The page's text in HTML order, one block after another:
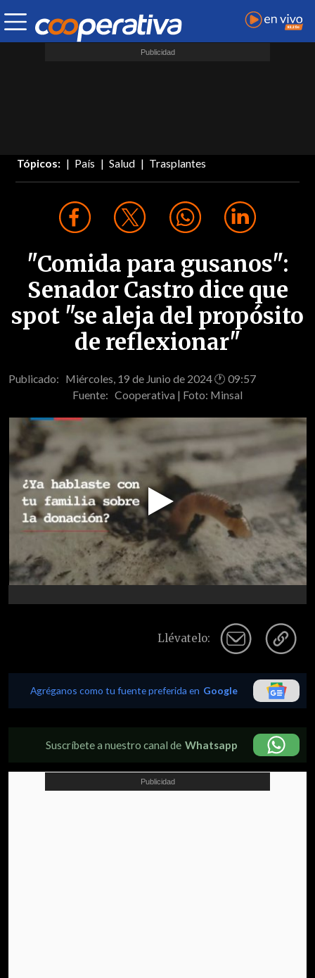
Tópicos: País Salud Trasplantes
"Comida para gusanos":
Senador Castro dice que
spot "se aleja del propósito
de reflexionar"
Publicado: Miércoles, 19 de Junio de 2024 🕐 09:57
Fuente: Cooperativa | Foto: Minsal
Play
Video
Llévatelo:
Agréganos como tu fuente preferida en Google
Suscríbete a nuestro canal de Whatsapp